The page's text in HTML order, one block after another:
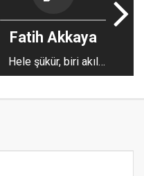
Fatih Akkaya
Hele şükür, biri akıl
etti